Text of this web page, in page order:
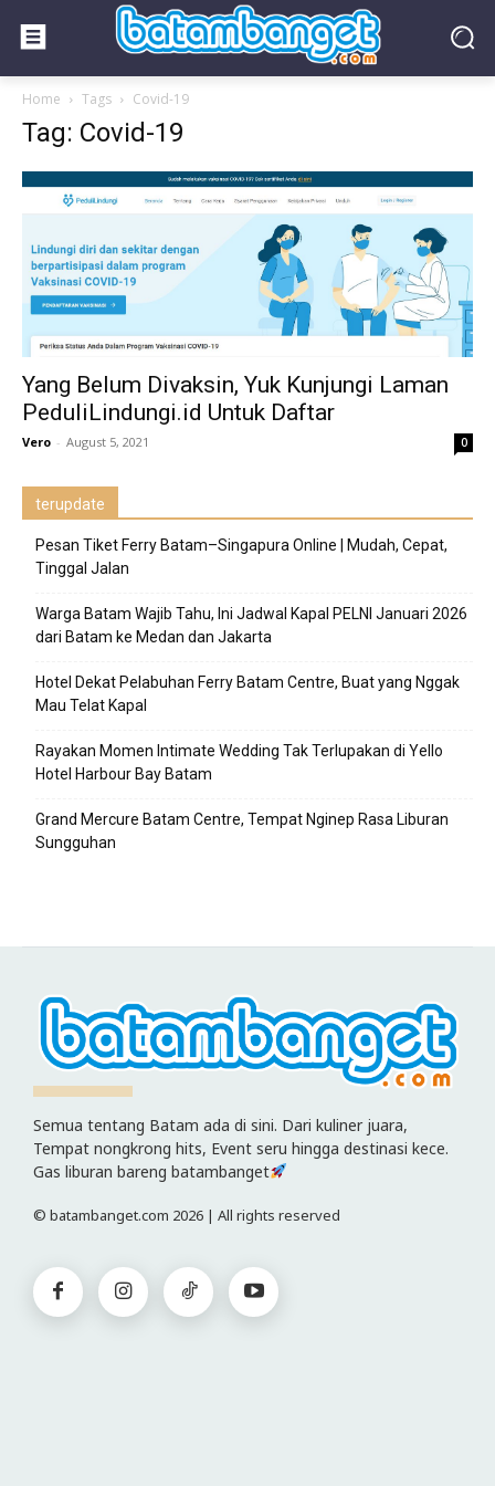
Home Tags Covid-19
Tag: Covid-19
Yang Belum Divaksin, Yuk Kunjungi Laman
PeduliLindungi.id Untuk Daftar
Vero - August 5, 2021 0
terupdate
Pesan Tiket Ferry Batam–Singapura Online | Mudah, Cepat,
Tinggal Jalan
Warga Batam Wajib Tahu, Ini Jadwal Kapal PELNI Januari 2026
dari Batam ke Medan dan Jakarta
Hotel Dekat Pelabuhan Ferry Batam Centre, Buat yang Nggak
Mau Telat Kapal
Rayakan Momen Intimate Wedding Tak Terlupakan di Yello
Hotel Harbour Bay Batam
Grand Mercure Batam Centre, Tempat Nginep Rasa Liburan
Sungguhan
Semua tentang Batam ada di sini. Dari kuliner juara,
Tempat nongkrong hits, Event seru hingga destinasi kece.
Gas liburan bareng batambanget
© batambanget.com 2026 | All rights reserved